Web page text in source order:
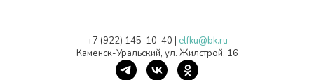
+7 (922) 145-10-40 | elfku@bk.ru
Каменск-Уральский, ул. Жилстрой, 16